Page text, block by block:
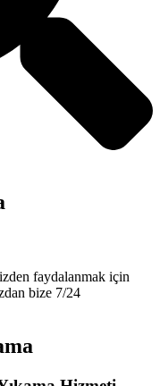
faydalanmak için
bize 7/24